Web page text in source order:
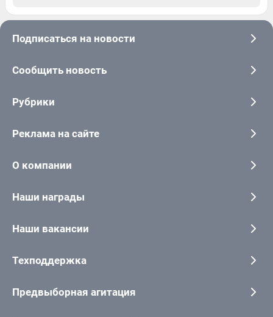
Подписаться на новости
Сообщить новость
Рубрики
Реклама на сайте
О компании
Наши награды
Наши вакансии
Техподдержка
Предвыборная агитация